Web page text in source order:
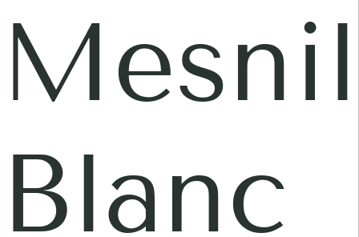
Mesnil
Blanc